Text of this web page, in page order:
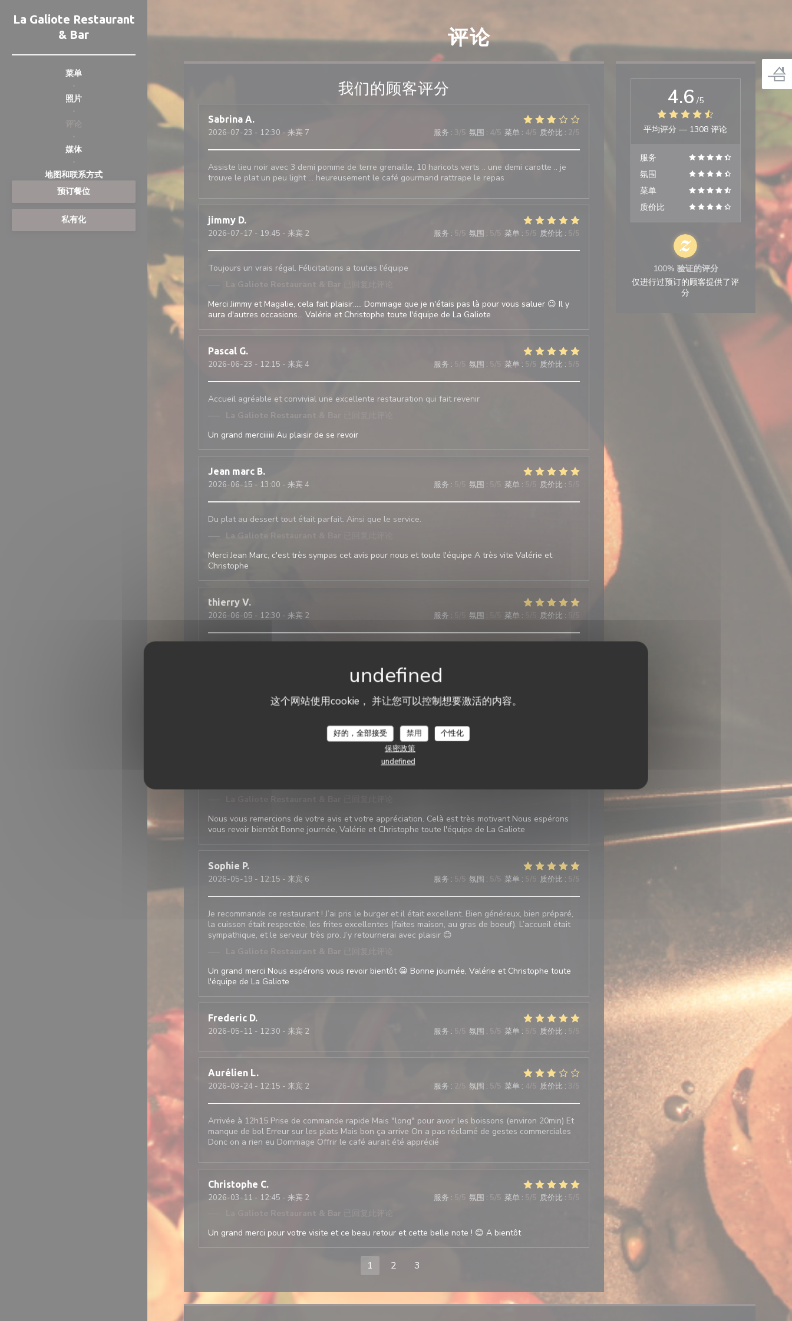
这个网站使用cookie， 并让您可以控制想要激活的内容。
好的，全部接受 禁用
个性化
保密政策
undefined
La Galiote Restaurant
& Bar
菜单
照片
评论
媒体
((在新窗口中打开))
((在新窗口中打开))
地图和联系方式
预订餐位
私有化
评论
我们的顾客评分
Sabrina A
2026-07-23 - 12:30 - 来宾 7 服务 : 3/5 氛围 : 4/5 菜单: 4/5 质价比 : 2/5
Assiste lieu noir avec 3 demi pomme de terre grenaille, 10 haricots verts .. une demi carotte .. je
trouve le plat un peu light … heureusement le café gourmand rattrape le repas
jimmy D
2026-07-17 - 19:45 - 来宾 2 服务 : 氛围 : 菜单: 5/5 质价比 : 5/5
Toujours un vrais régal. Félicitations a toutes l'équipe
La Galiote Restaurant & Bar
Merci Jimmy et Magalie, cela fait plaisir..... Dommage que je n'étais pas là pour vous saluer 😉 Il y
aura d'autres occasions... Valérie et Christophe toute l'équipe de La Galiote
Pascal G
2026-06-23 - 12:15 - 来宾 4 服务 : 氛围 : 菜单: 5/5 质价比 : 5/5
Accueil agréable et convivial une excellente restauration qui fait revenir
La Galiote Restaurant & Bar
Un grand merciiiiii Au plaisir de se revoir
Jean marc B
2026-06-15 - 13:00 - 来宾 4 服务 : 氛围 : 菜单: 质价比 :
Du plat au dessert tout était parfait. Ainsi que le service.
La Galiote Restaurant & Bar
Merci Jean Marc, c'est très sympas cet avis pour nous et toute l'équipe A très vite Valérie et
Christophe
thierry V
2026-06-05 - 12:30 - 来宾 2 服务 : 氛围 : 菜单 : 质价比 :
1ere fois dans ce restaurant et l avis des 6 autres personnes avec moi est très positif Très bien.
Service impeccable, respect des demandes lors de l réservation, amabilité, très bon repas,
Nous vous remercions de votre avis et votre appréciation. Celà est très motivant Nous espérons
vous revoir bientôt Bonne journée, Valérie et Christophe toute l'équipe de La Galiote
Sophie P
2026-05-19 - 12:15 - 来宾 6 服务 : 5/5 氛围 : 5/5 菜单: 5/5 质价比 : 5/5
Je recommande ce restaurant ! J’ai pris le burger et il était excellent. Bien généreux, bien préparé,
la cuisson était respectée, les frites excellentes (faites maison, au gras de boeuf). L’accueil était
sympathique, et le serveur très pro. J’y retournerai avec plaisir 😊
La Galiote Restaurant & Bar
已回复此评论
Un grand merci Nous espérons vous revoir bientôt 😀 Bonne journée, Valérie et Christophe toute
l'équipe de La Galiote
Frederic D
2026-05-11 - 12:30 - 来宾 2 服务 : /5 氛围 : 5 菜单: 质价比 :
Aurélien L
2026-03-24 - 12:15 - 来宾 2 服务 : 氛围 : 5/5 菜单: 4/5 质价比 :
Arrivée à 12h15 Prise de commande rapide Mais "long" pour avoir les boissons (environ 20min) Et
manque de bol Erreur sur les plats Mais bon ça arrive On a pas réclamé de gestes commerciales
Donc on a rien eu Dommage Offrir le café aurait été apprécié
Christophe C
2026-03-11 - 12:45 - 来宾 2 服务 : 氛围 : 5/5 菜单: 5 /5 质价比 :
La Galiote Restaurant & Bar
已回复此评论
Un grand merci pour votre visite et ce beau retour et cette belle note ! 😊 A bientôt
1 2 3
4.6 /5
平均评分 — 1308 评论
服务
氛围
菜单
质价比
100% 验证的评分
仅进行过预订的顾客提供了评
分